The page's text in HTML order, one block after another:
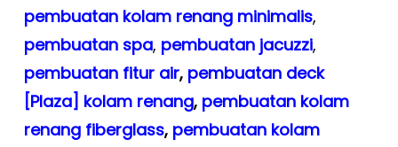
pembuatan kolam renang minimalis,
pembuatan spa, pembuatan jacuzzi,
pembuatan fitur air, pembuatan deck
[Plaza] kolam renang, pembuatan kolam
renang fiberglass, pembuatan kolam